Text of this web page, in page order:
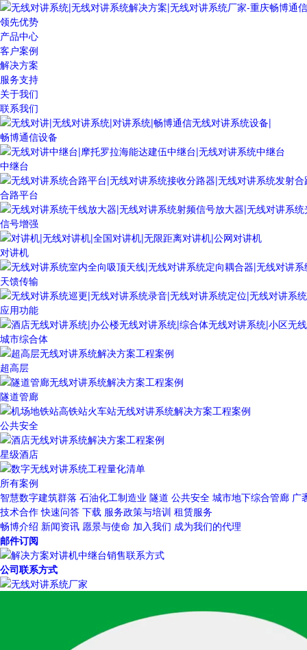
领先优势
产品中心
客户案例
解决方案
服务支持
关于我们
联系我们
畅博通信设备
中继台
合路平台
信号增强
对讲机
天馈传输
应用功能
城市综合体
超高层
隧道管廊
公共安全
星级酒店
所有案例
智慧数字建筑群落 石油化工制造业 隧道 公共安全 城市地下综合管廊 广
技术合作 快速问答 下载 服务政策与培训 租赁服务
畅博介绍 新闻资讯 愿景与使命 加入我们 成为我们的代理
邮件订阅
公司联系方式